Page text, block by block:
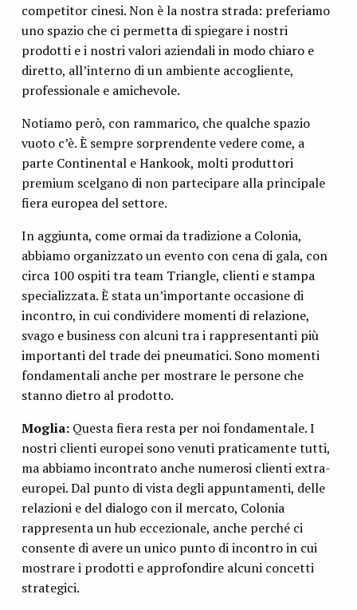
competitor cinesi. Non è la nostra strada: preferiamo
uno spazio che ci permetta di spiegare i nostri
prodotti e i nostri valori aziendali in modo chiaro e
diretto, all’interno di un ambiente accogliente,
professionale e amichevole.
Notiamo però, con rammarico, che qualche spazio
vuoto c’è. È sempre sorprendente vedere come, a
parte Continental e Hankook, molti produttori
premium scelgano di non partecipare alla principale
fiera europea del settore.
In aggiunta, come ormai da tradizione a Colonia,
abbiamo organizzato un evento con cena di gala, con
circa 100 ospiti tra team Triangle, clienti e stampa
specializzata. È stata un’importante occasione di
incontro, in cui condividere momenti di relazione,
svago e business con alcuni tra i rappresentanti più
importanti del trade dei pneumatici. Sono momenti
fondamentali anche per mostrare le persone che
stanno dietro al prodotto.
Moglia:Questa fiera resta per noi fondamentale. I
nostri clienti europei sono venuti praticamente tutti,
ma abbiamo incontrato anche numerosi clienti extra-
europei. Dal punto di vista degli appuntamenti, delle
relazioni e del dialogo con il mercato, Colonia
rappresenta un hub eccezionale, anche perché ci
consente di avere un unico punto di incontro in cui
mostrare i prodotti e approfondire alcuni concetti
strategici.